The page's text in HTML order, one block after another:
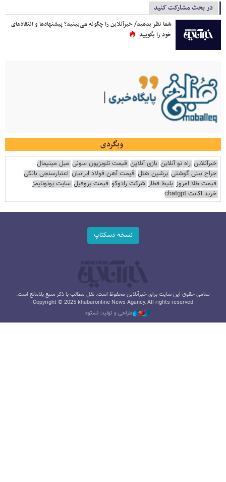
در بحث مشارکت کنید
شما نظر بدهید/ خبرآنلاین را چگونه می‌بینید؟ پیشنهادها و انتقادهای
خود را بگویید
وبگردی
خبرآنلاین راه نو آنلاین بازی آنلاین قیمت تلویزیون سونی مبل مینیمال
جراح بینی گوشتی پرشین هتل قیمت آهن فولاد ایرانیان اعتبارسنجی بانکی
قیمت طلا امروز بلیط قطار شرکت رادوکو قیمت پروفیل سایت یوتوتایمز
خرید اکانت chatgpt
نسخه دسکتاپ
تمامی حقوق این سایت برای خبرآنلاین محفوظ است. نقل مطالب با ذکر منبع بلامانع است.
Copyright © 2025 khabaronline News Agancy, All rights reserved
طراحی و تولید: نستوه